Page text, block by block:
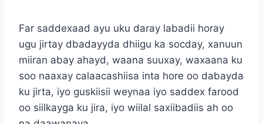
Far saddexaad ayu uku daray labadii horay
ugu jirtay dbadayyda dhiigu ka socday, xanuun
miiran abay ahayd, waana suuxay, waxaana ku
soo naaxay calaacashiisa inta hore oo dabayda
ku jirta, iyo guskiisii weynaa iyo saddex farood
oo siilkayga ku jira, iyo wiilal saxiibadiis ah oo